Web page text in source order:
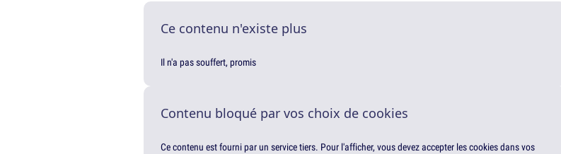
Ce contenu n'existe plus
Il n'a pas souffert, promis
Contenu bloqué par vos choix de cookies
Ce contenu est fourni par un service tiers. Pour l'afficher, vous devez accepter les cookies dans vos